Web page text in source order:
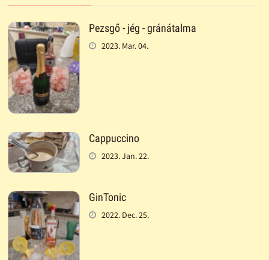
Pezsgő - jég - gránátalma
2023. Mar. 04.
Cappuccino
2023. Jan. 22.
GinTonic
2022. Dec. 25.